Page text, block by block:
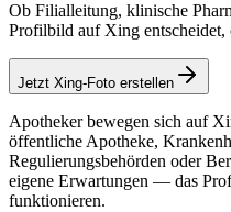
Ob Filialleitung, klinische
Profilbild auf Xing entscheidet,
Jetzt Xing-Foto erstellen
Apotheker bewegen sich auf
öffentliche Apotheke,
Regulierungsbehörden oder
eigene Erwartungen — das
funktionieren.